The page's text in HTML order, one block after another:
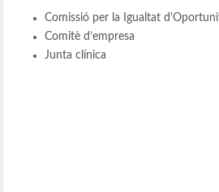
Comissió per la Igualtat
Comitè d’empresa
Junta clínica